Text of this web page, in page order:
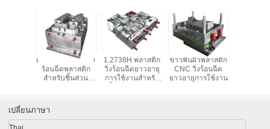
เดี่ยว / หลายช่องวิ่ง
ร้อนฉีดพลาสติก
สำหรับชิ้นส่วน
1.2738H พลาสติก
วิ่งร้อนฉีดยาวอายุ
การใช้งานสำหรับ
ข้าวพื้นผิวพลาสติก
CNC วิ่งร้อนฉีด
ยาวอายุการใช้งาน
เปลี่ยนภาษา